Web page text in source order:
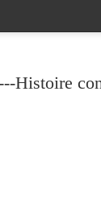
Histoire